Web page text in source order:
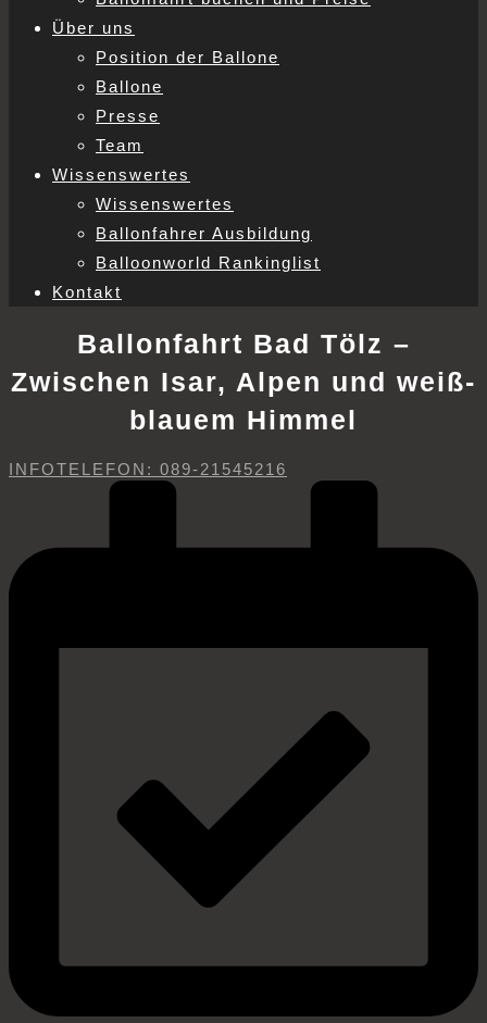
Über uns
Position der Ballone
Ballone
Presse
Team
Wissenswertes
Wissenswertes
Ballonfahrer Ausbildung
Balloonworld Rankinglist
Kontakt
Ballonfahrt Bad Tölz –
Zwischen Isar, Alpen und weiß-
blauem Himmel
INFOTELEFON: 089-21545216